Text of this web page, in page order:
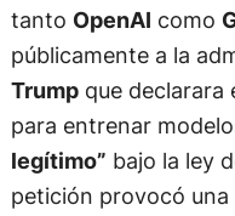
tanto OpenAI como
públicamente a la
Trumpque declarara
para entrenar
legítimo” bajo la ley
petición provocó una